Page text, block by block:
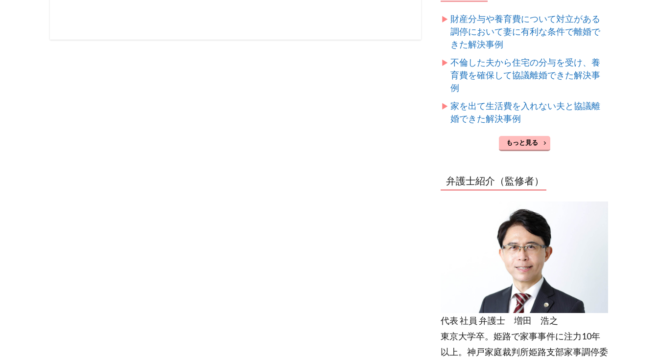
財産分与や養育費について対立がある
調停において妻に有利な条件で離婚で
きた解決事例
不倫した夫から住宅の分与を受け、養
育費を確保して協議離婚できた解決事
例
家を出て生活費を入れない夫と協議離
婚できた解決事例
もっと見る
弁護士紹介（監修者）
代表 社員 弁護士 増田 浩之
東京大学卒。姫路で家事事件に注力10年
以上。神戸家庭裁判所姫路支部家事調停委